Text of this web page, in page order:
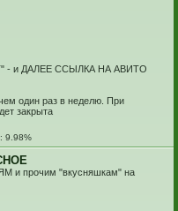
и ДАЛЕЕ ССЫЛКА НА АВИТО
один раз в неделю. При
закрыта
9.98%
и прочим "вкусняшкам" на